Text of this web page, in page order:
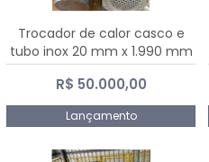
Trocador de calor casco e
tubo inox 20 mm x 1.990 mm
R$ 50.000,00
Lançamento